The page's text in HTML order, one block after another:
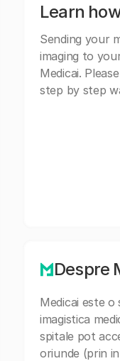
Learn
Sending your
imaging to
Medicai.
step by step
Despre
Medicai este
imagistica
spitale pot
oriunde (prin